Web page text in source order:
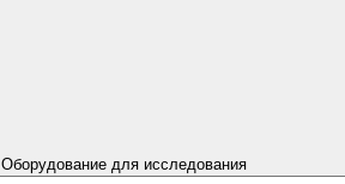
Оборудование для исследования